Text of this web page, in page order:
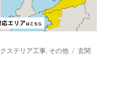
ステリア工事, その他
タ
玄関